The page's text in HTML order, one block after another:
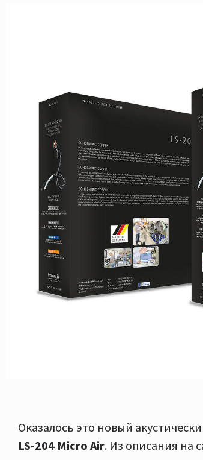
Оказалось это новый
LS-204 Micro Air. Из описания на